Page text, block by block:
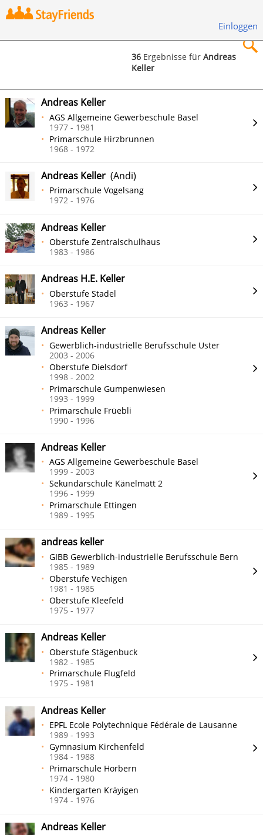
Einloggen
Suchen
36Ergebnisse für Andreas
Keller
Andreas Keller
AGS Allgemeine Gewerbeschule Basel
1977 - 1981
Primarschule Hirzbrunnen
1968 - 1972
Andreas Keller (Andi)
Primarschule Vogelsang
1972 - 1976
Andreas Keller
Oberstufe Zentralschulhaus
1983 - 1986
Andreas H.E. Keller
Oberstufe Stadel
1963 - 1967
Andreas Keller
Gewerblich-industrielle Berufsschule Uster
2003 - 2006
Oberstufe Dielsdorf
1998 - 2002
Primarschule Gumpenwiesen
1993 - 1999
Primarschule Früebli
1990 - 1996
Andreas Keller
AGS Allgemeine Gewerbeschule Basel
1999 - 2003
Sekundarschule Känelmatt 2
1996 - 1999
Primarschule Ettingen
1989 - 1995
andreas keller
GIBB Gewerblich-industrielle Berufsschule Bern
1985 - 1989
Oberstufe Vechigen
1981 - 1985
Oberstufe Kleefeld
1975 - 1977
Andreas Keller
Oberstufe Stägenbuck
1982 - 1985
Primarschule Flugfeld
1975 - 1981
Andreas Keller
EPFL Ecole Polytechnique Fédérale de Lausanne
1989 - 1993
Gymnasium Kirchenfeld
1984 - 1988
Primarschule Horbern
1974 - 1980
Kindergarten Kräyigen
1974 - 1976
Andreas Keller